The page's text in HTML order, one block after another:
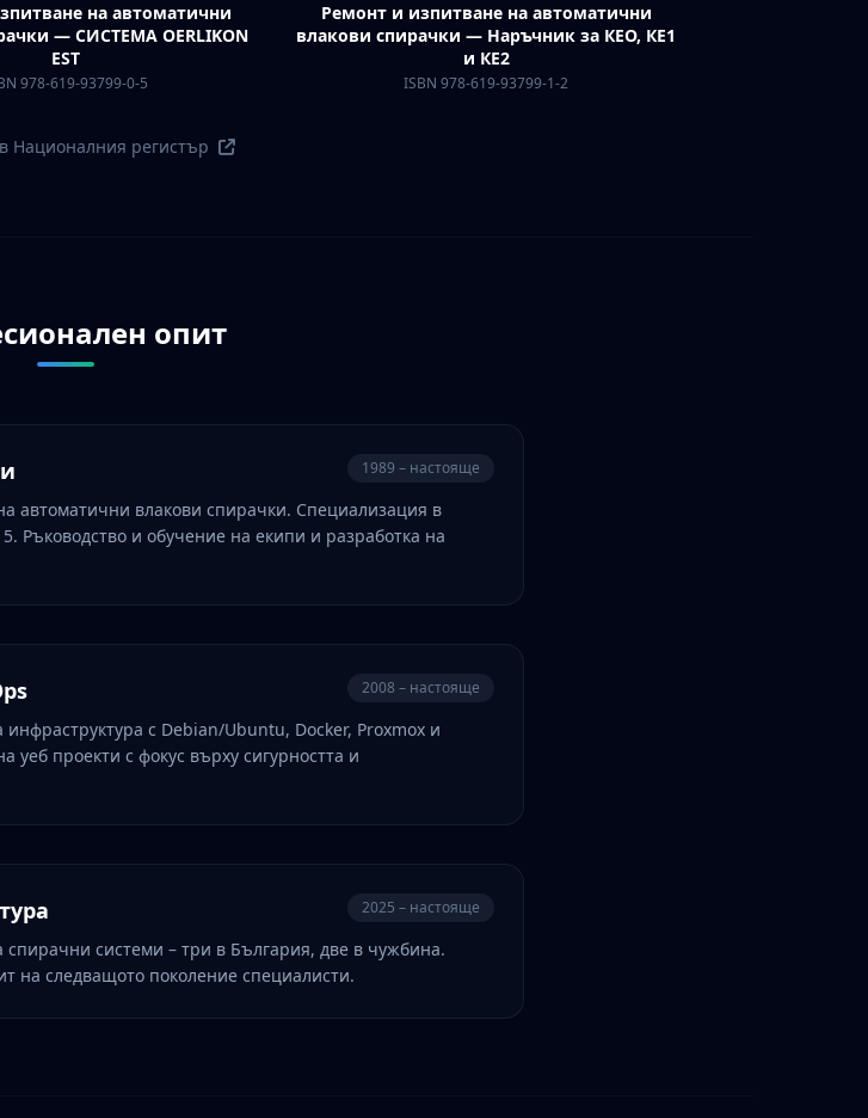
на автоматични
— СИСТЕМА OERLIKON
EST
978-619-93799-0-5
Ремонт и изпитване на автоматични
влакови спирачки — Наръчник за КЕО, КЕ1
и КЕ2
ISBN 978-619-93799-1-2
Националния регистър
опит
1989 – настояще
автоматични влакови спирачки. Специализация в
Ръководство и обучение на екипи и разработка на
2008 – настояще
с Debian/Ubuntu, Docker, Proxmox и
проекти с фокус върху сигурността и
2025 – настояще
системи – три в България, две в чужбина.
на следващото поколение специалисти.